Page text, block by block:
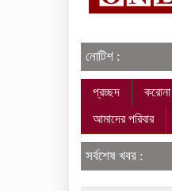
নোটিশ :
প্রচ্ছদ করোনা
আমাদের পরিবার
সর্বশেষ খবর :